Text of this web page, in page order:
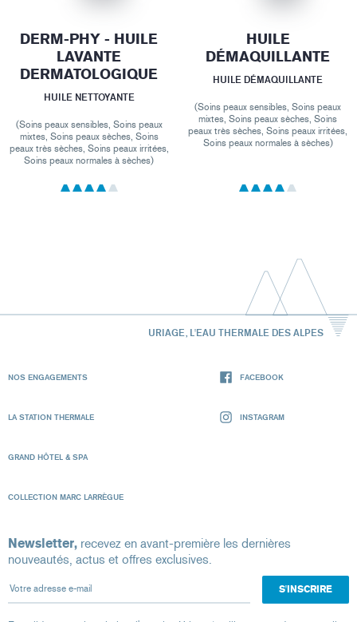
DERM-PHY - HUILE
LAVANTE
DERMATOLOGIQUE
HUILE NETTOYANTE
(Soins peaux sensibles, Soins peaux
mixtes, Soins peaux sèches, Soins
peaux très sèches, Soins peaux irritées,
Soins peaux normales à sèches)
HUILE
DÉMAQUILLANTE
HUILE DÉMAQUILLANTE
(Soins peaux sensibles, Soins peaux
mixtes, Soins peaux sèches, Soins
peaux très sèches, Soins peaux irritées,
Soins peaux normales à sèches)
URIAGE, L'EAU THERMALE DES ALPES
NOS ENGAGEMENTS
LA STATION THERMALE
GRAND HÔTEL & SPA
COLLECTION MARC LARRÈGUE
FACEBOOK
INSTAGRAM
Newsletter, recevez en avant-première les dernières
nouveautés, actus et offres exclusives.
Votre adresse e-mail